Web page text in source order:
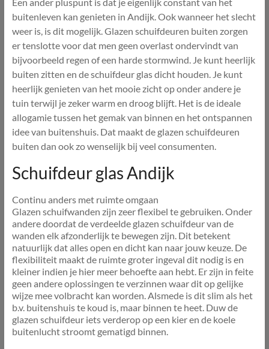
buitenleven kan genieten in Andijk. Ook wanneer het slecht
weer is, is dit mogelijk. Glazen schuifdeuren buiten zorgen
er tenslotte voor dat men geen overlast ondervindt van
bijvoorbeeld regen of een harde stormwind. Je kunt heerlijk
buiten zitten en de schuifdeur glas dicht houden. Je kunt
heerlijk genieten van het mooie zicht op onder andere je
tuin terwijl je zeker warm en droog blijft. Het is de ideale
allogamie tussen het gemak van binnen en het ontspannen
idee van buitenshuis. Dat maakt de glazen schuifdeuren
buiten dan ook zo wenselijk bij veel consumenten.
Schuifdeur glas Andijk
Continu anders met ruimte omgaan
Glazen schuifwanden zijn zeer flexibel te gebruiken. Onder
andere doordat de verdeelde glazen schuifdeur van de
wanden elk afzonderlijk te bewegen zijn. Dit betekent
natuurlijk dat alles open en dicht kan naar jouw keuze. De
flexibiliteit maakt de ruimte groter ingeval dit nodig is en
kleiner indien je hier meer behoefte aan hebt. Er zijn in feite
geen andere oplossingen te verzinnen waar dit op gelijke
wijze mee volbracht kan worden. Alsmede is dit slim als het
b.v. buitenshuis te koud is, maar binnen te heet. Duw de
glazen schuifdeur iets verderop op een kier en de koele
buitenlucht stroomt gematigd binnen.